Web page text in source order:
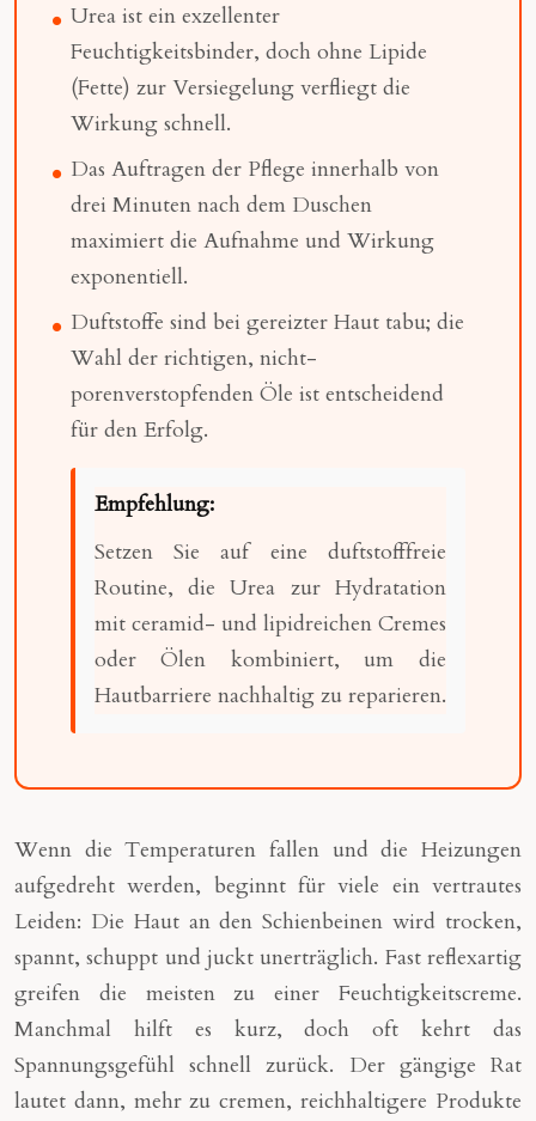
Urea ist ein exzellenter
Feuchtigkeitsbinder, doch ohne Lipide
(Fette) zur Versiegelung verfliegt die
Wirkung schnell.
Das Auftragen der Pflege innerhalb von
drei Minuten nach dem Duschen
maximiert die Aufnahme und Wirkung
exponentiell.
Duftstoffe sind bei gereizter Haut tabu; die
Wahl der richtigen, nicht-
porenverstopfenden Öle ist entscheidend
für den Erfolg.
Empfehlung:
Setzen Sie auf eine duftstofffreie
Routine, die Urea zur Hydratation
mit ceramid- und lipidreichen Cremes
oder Ölen kombiniert, um die
Hautbarriere nachhaltig zu reparieren.
Wenn die Temperaturen fallen und die Heizungen
aufgedreht werden, beginnt für viele ein vertrautes
Leiden: Die Haut an den Schienbeinen wird trocken,
spannt, schuppt und juckt unerträglich. Fast reflexartig
greifen die meisten zu einer Feuchtigkeitscreme.
Manchmal hilft es kurz, doch oft kehrt das
Spannungsgefühl schnell zurück. Der gängige Rat
lautet dann, mehr zu cremen, reichhaltigere Produkte